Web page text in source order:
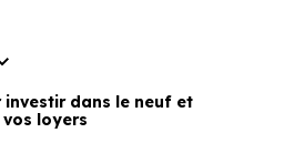
investir dans le neuf et
loyers